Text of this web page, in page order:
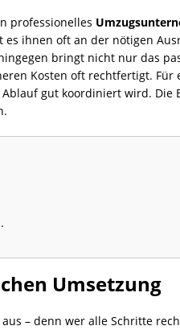
professionelles
ihnen oft an der nötigen
bringt nicht nur das
Kosten oft rechtfertigt. Für
gut koordiniert wird. Die
Umsetzung
– denn wer alle Schritte